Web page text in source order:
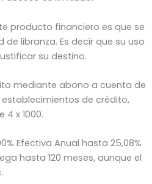
producto financiero es que se
libranza. Es decir que su uso
su destino.
mediante abono a cuenta de
de crédito,
x 1000.
Efectiva Anual hasta 25,08%
hasta 120 meses, aunque el